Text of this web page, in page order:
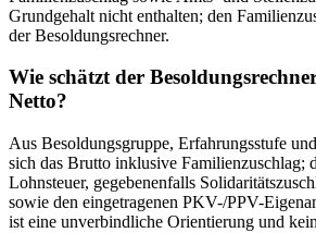
Grundgehalt nicht enthalten; den
der Besoldungsrechner.
Wie schätzt der
Netto?
Aus Besoldungsgruppe, Erfahrungsstufe
sich das Brutto inklusive Familienzuschlag;
Lohnsteuer, gegebenenfalls
sowie den eingetragenen PKV-/PPV-
ist eine unverbindliche Orientierung und